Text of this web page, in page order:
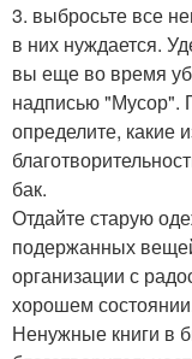
3. выбросьте все
в них нуждается.
вы еще во время
надписью "Мусор".
определите, какие
бак.
Отдайте старую
подержанных
организации с
хорошем
Ненужные книги в